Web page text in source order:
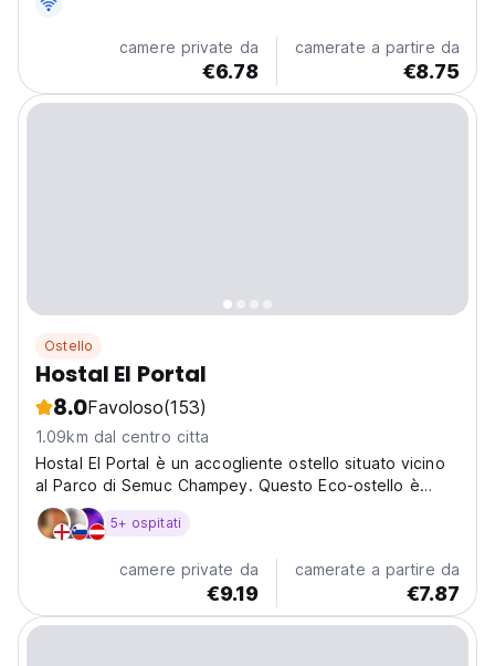
camere private da
€6.78
camerate a partire da
€8.75
Ostello
Hostal El Portal
8.0Favoloso(153)
1.09km dal centro citta
Hostal El Portal è un accogliente ostello situato vicino
al Parco di Semuc Champey. Questo Eco-ostello è
perfetto per chi cerca un'avventura indimenticabile.
5+ ospitati
camere private da
€9.19
camerate a partire da
€7.87